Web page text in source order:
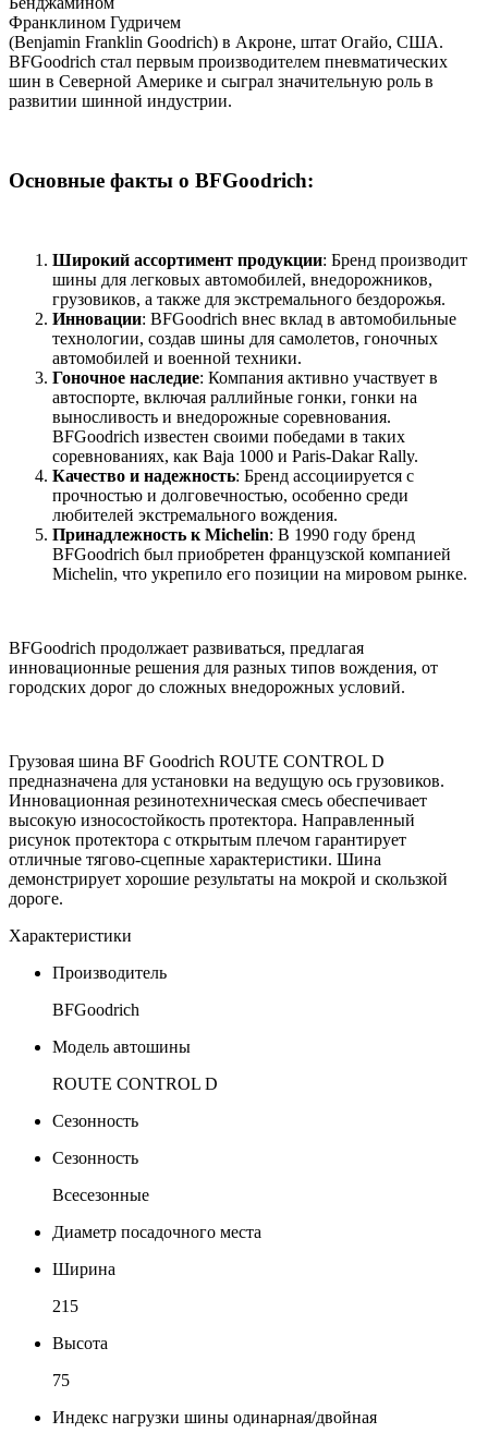
Франклином Гудричем
(Benjamin Franklin Goodrich) в Акроне, штат Огайо, США.
BFGoodrich стал первым производителем пневматических
шин в Северной Америке и сыграл значительную роль в
развитии шинной индустрии.
Основные факты о BFGoodrich:
Широкий ассортимент продукции: Бренд производит
шины для легковых автомобилей, внедорожников,
грузовиков, а также для экстремального бездорожья.
Инновации: BFGoodrich внес вклад в автомобильные
технологии, создав шины для самолетов, гоночных
автомобилей и военной техники.
Гоночное наследие: Компания активно участвует в
автоспорте, включая раллийные гонки, гонки на
выносливость и внедорожные соревнования.
BFGoodrich известен своими победами в таких
соревнованиях, как Baja 1000 и Paris-Dakar Rally.
Качество и надежность: Бренд ассоциируется с
прочностью и долговечностью, особенно среди
любителей экстремального вождения.
Принадлежность к Michelin: В 1990 году бренд
BFGoodrich был приобретен французской компанией
Michelin, что укрепило его позиции на мировом рынке.
BFGoodrich продолжает развиваться, предлагая
инновационные решения для разных типов вождения, от
городских дорог до сложных внедорожных условий.
Грузовая шина BF Goodrich ROUTE CONTROL D
предназначена для установки на ведущую ось грузовиков.
Инновационная резинотехническая смесь обеспечивает
высокую износостойкость протектора. Направленный
рисунок протектора с открытым плечом гарантирует
отличные тягово-сцепные характеристики. Шина
демонстрирует хорошие результаты на мокрой и скользкой
дороге.
Характеристики
Производитель
BFGoodrich
Модель автошины
ROUTE CONTROL D
Сезонность
Сезонность
Всесезонные
Диаметр посадочного места
Ширина
215
Высота
75
Индекс нагрузки шины одинарная/двойная